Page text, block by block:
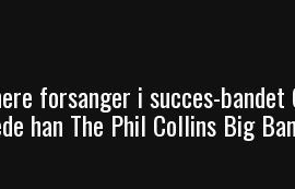
forsanger i succes-bandet
han The Phil Collins Big